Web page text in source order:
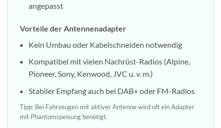
angepasst
Vorteile der Antennenadapter
Kein Umbau oder Kabelschneiden notwendig
Kompatibel mit vielen Nachrüst-Radios (Alpine,
Pioneer, Sony, Kenwood, JVC u. v. m.)
Stabiler Empfang auch bei DAB+ oder FM-Radios
Tipp: Bei Fahrzeugen mit aktiver Antenne wird oft ein Adapter
mit Phantomspeisung benötigt.